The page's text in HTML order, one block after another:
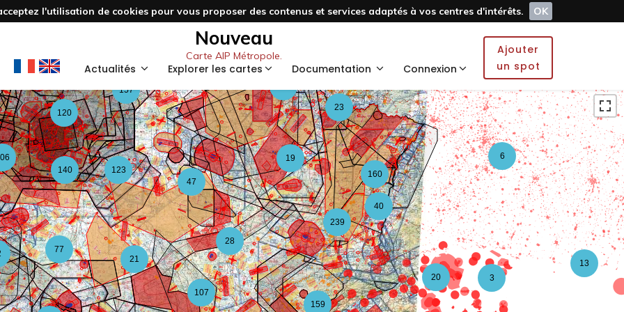
l'utilisation de cookies pour vous proposer des contenus et services adaptés à vos centres d'intérêts.
OK
Nouveau
Carte AIP Métropole.
Actualités Explorer les cartes Documentation Connexion
Ajouter
un spot
59
159
107
77
123
157
47
28
3
13
19 6
40
23
160
3
21
140
120
20
239